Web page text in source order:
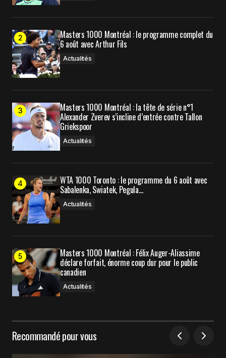
par e-mail.
Prévenez-moi de tous les nouveaux articles par e-
Submit Comment
Masters 1000 Montréal : le programme complet du
6 août avec Arthur Fils
Actualités
Masters 1000 Montréal : la tête de série n°1
Alexander Zverev s’incline d’entrée contre Tallon
Griekspoor
Actualités
WTA 1000 Toronto : le programme du 6 août avec
Sabalenka, Swiatek, Pegula…
Actualités
Masters 1000 Montréal : Félix Auger-Aliassime
déclare forfait, énorme coup dur pour le public
canadien
Actualités
Recommandé pour vous